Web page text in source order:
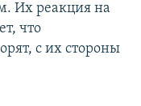
Их реакция на
что
с их стороны